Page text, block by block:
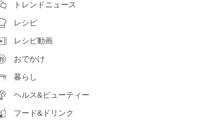
トレンドニュース
レシピ
レシピ動画
おでかけ
暮らし
ヘルス&ビューティー
フード&ドリンク